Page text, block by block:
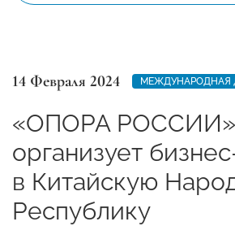
14 Февраля 2024 МЕЖДУНАРОДНАЯ
«ОПОРА РОССИИ»
организует
в Китайскую
Республику